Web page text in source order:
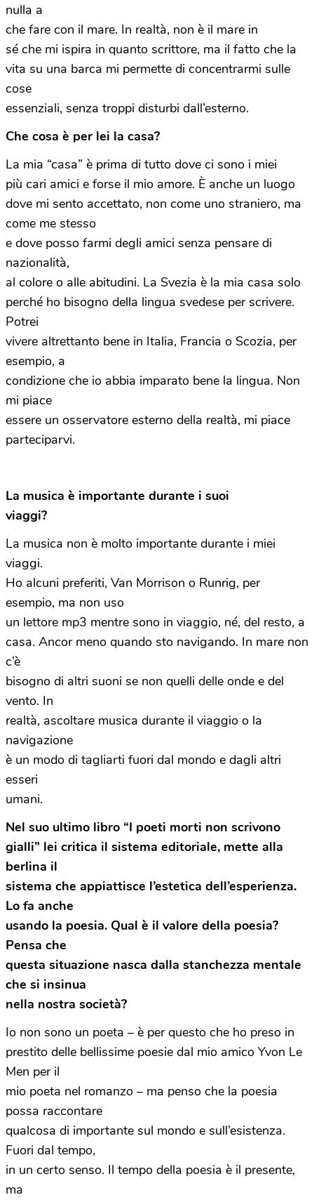
nulla a
che fare con il mare. In realtà, non è il mare in
sé che mi ispira in quanto scrittore, ma il fatto che la
vita su una barca mi permette di concentrarmi sulle
cose
essenziali, senza troppi disturbi dall’esterno.
Che cosa è per lei la casa?
La mia “casa” è prima di tutto dove ci sono i miei
più cari amici e forse il mio amore. È anche un luogo
dove mi sento accettato, non come uno straniero, ma
come me stesso
e dove posso farmi degli amici senza pensare di
nazionalità,
al colore o alle abitudini. La Svezia è la mia casa solo
perché ho bisogno della lingua svedese per scrivere.
Potrei
vivere altrettanto bene in Italia, Francia o Scozia, per
esempio, a
condizione che io abbia imparato bene la lingua. Non
mi piace
essere un osservatore esterno della realtà, mi piace
parteciparvi.
La musica è importante durante i suoi
viaggi?
La musica non è molto importante durante i miei
viaggi.
Ho alcuni preferiti, Van Morrison o Runrig, per
esempio, ma non uso
un lettore mp3 mentre sono in viaggio, né, del resto, a
casa. Ancor meno quando sto navigando. In mare non
c’è
bisogno di altri suoni se non quelli delle onde e del
vento. In
realtà, ascoltare musica durante il viaggio o la
navigazione
è un modo di tagliarti fuori dal mondo e dagli altri
esseri
umani.
Nel suo ultimo libro “I poeti morti non scrivono
gialli” lei critica il sistema editoriale, mette alla
berlina il
sistema che appiattisce l’estetica dell’esperienza.
Lo fa anche
usando la poesia. Qual è il valore della poesia?
Pensa che
questa situazione nasca dalla stanchezza mentale
che si insinua
nella nostra società?
Io non sono un poeta – è per questo che ho preso in
prestito delle bellissime poesie dal mio amico Yvon Le
Men per il
mio poeta nel romanzo – ma penso che la poesia
possa raccontare
qualcosa di importante sul mondo e sull’esistenza.
Fuori dal tempo,
in un certo senso. Il tempo della poesia è il presente,
ma